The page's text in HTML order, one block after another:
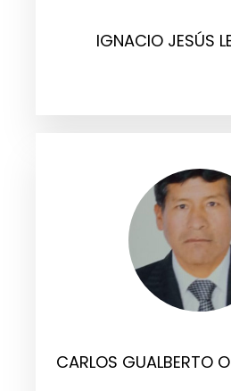
IGNACIO JESÚS
CARLOS GUALBERTO